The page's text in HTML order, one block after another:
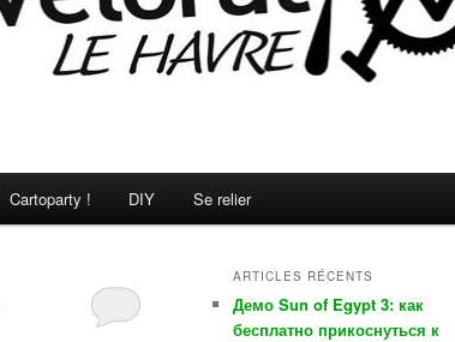
Cartoparty ! DIY Se relier
ARTICLES RÉCENTS
Демо Sun of Egypt 3: как
бесплатно прикоснуться к